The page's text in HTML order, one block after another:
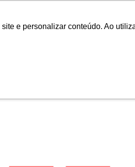
e personalizar conteúdo. Ao